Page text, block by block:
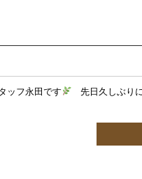
ッフ永田です
先日久しぶり